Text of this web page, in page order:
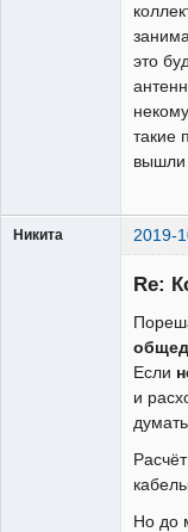
это
такие
вышли
Никита 2019-
Re:
Если
и
думать.
Но до